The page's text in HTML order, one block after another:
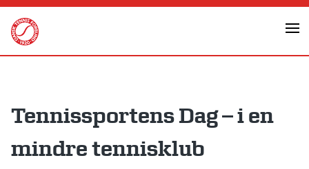
Skip
content
Tennissportens Dag – i en
mindre tennisklub